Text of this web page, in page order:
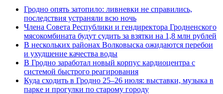
Гродно опять затопило: ливневки не справились,
последствия устраняли всю ночь
Члена Совета Республики и гендиректора Гродненского
мясокомбината будут судить за взятки на 1,8 млн рублей
В нескольких районах Волковыска ожидаются перебои
и ухудшение качества воды
В Гродно заработал новый корпус кардиоцентра с
системой быстрого реагирования
Куда сходить в Гродно 25–26 июля: выставки, музыка в
парке и прогулки по старому городу